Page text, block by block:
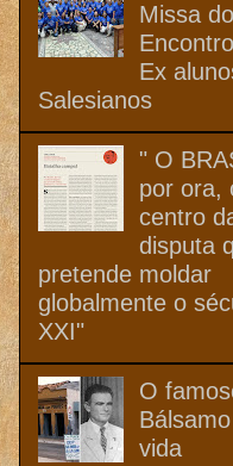
Missa do
Ex
Salesianos
" O
por ora,
centro
disputa
pretende moldar
globalmente o
XXI"
O
vida